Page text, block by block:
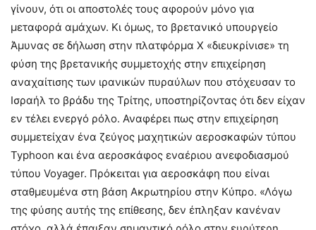
γίνουν, ότι οι αποστολές τους αφορούν μόνο για
μεταφορά αμάχων. Κι όμως, το βρετανικό υπουργείο
Άμυνας σε δήλωση στην πλατφόρμα Χ «διευκρίνισε» τη
φύση της βρετανικής συμμετοχής στην επιχείρηση
αναχαίτισης των ιρανικών πυραύλων που στόχευσαν το
Ισραήλ το βράδυ της Τρίτης, υποστηρίζοντας ότι δεν είχαν
εν τέλει ενεργό ρόλο. Αναφέρει πως στην επιχείρηση
συμμετείχαν ένα ζεύγος μαχητικών αεροσκαφών τύπου
Typhoon και ένα αεροσκάφος εναέριου ανεφοδιασμού
τύπου Voyager. Πρόκειται για αεροσκάφη που είναι
σταθμευμένα στη βάση Ακρωτηρίου στην Κύπρο. «Λόγω
της φύσης αυτής της επίθεσης, δεν έπληξαν κανέναν